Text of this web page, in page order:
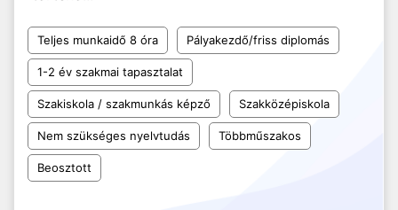
Teljes munkaidő 8 óra Pályakezdő/friss diplomás
1-2 év szakmai tapasztalat
Szakiskola / szakmunkás képző Szakközépiskola
Nem szükséges nyelvtudás Többműszakos
Beosztott